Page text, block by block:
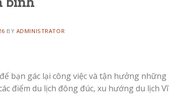
BY ADMINISTRATOR
bạn gác lại công việc và tận hưởng những
điểm du lịch đông đúc, xu hướng du lịch